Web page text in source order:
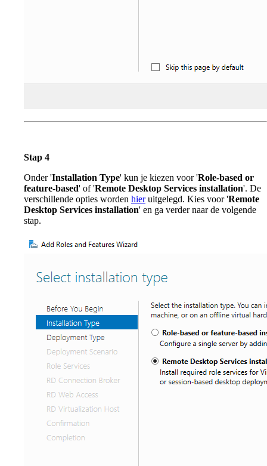
Stap 4
Onder 'Installation Type' kun je kiezen voor 'Role-based or
feature-based' of 'Remote Desktop Services installation'. De
verschillende opties worden hieruitgelegd. Kies voor 'Remote
Desktop Services installation' en ga verder naar de volgende
stap.